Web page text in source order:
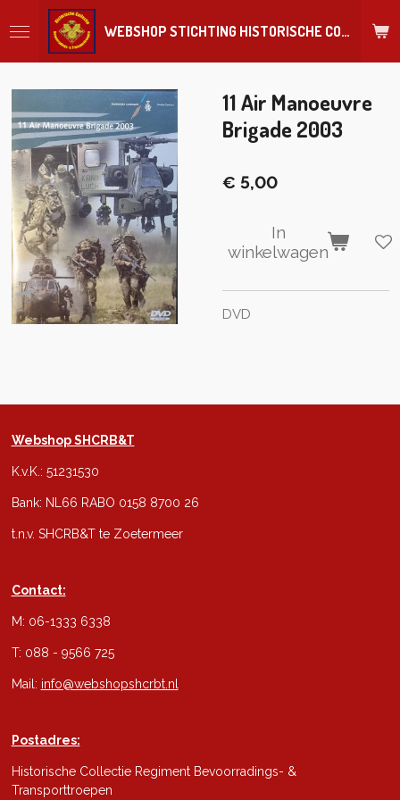
direct
WEBSHOP STICHTING HISTORISCHE COLLECTIE REGIMENT
11 Air Manoeuvre
Brigade 2003
€ 5,00
In
winkelwagen
DVD
Webshop SHCRB&T
K.v.K.: 51231530
Bank: NL66 RABO 0158 8700 26
t.n.v. SHCRB&T te Zoetermeer
Contact:
M: 06-1333 6338
T: 088 - 9566 725
Mail: info@webshopshcrbt.nl
Postadres:
Historische Collectie Regiment Bevoorradings- &
Transporttroepen